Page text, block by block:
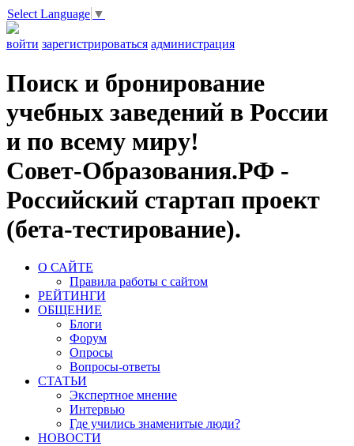
Select Language ▼
войти зарегистрироваться администрация
Поиск и бронирование
учебных заведений в России
и по всему миру!
Совет-Образования.РФ -
Российский стартап проект
(бета-тестирование).
О САЙТЕ
Правила работы с сайтом
РЕЙТИНГИ
ОБЩЕНИЕ
Блоги
Форум
Опросы
Вопросы-ответы
СТАТЬИ
Экспертное мнение
Интервью
Где учились знаменитые люди?
НОВОСТИ